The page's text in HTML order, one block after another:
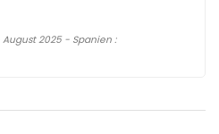
2025 - Spanien :